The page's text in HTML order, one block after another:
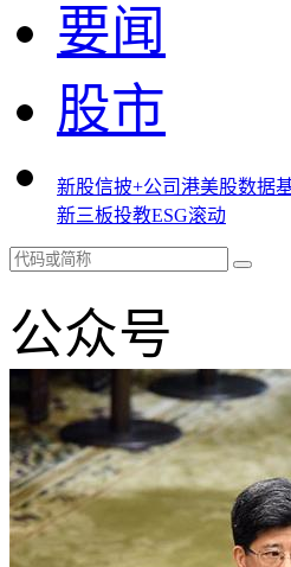
要闻
股市
新股信披+公司港美股数据
新三板投教ESG滚动
公众号